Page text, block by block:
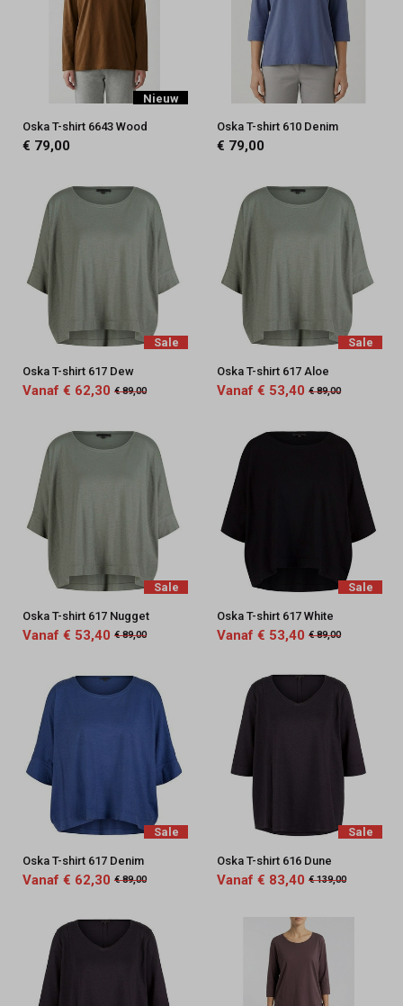
Nieuw
Oska T-shirt 6643 Wood
€ 79,00
Oska T-shirt 610 Denim
€ 79,00
Sale
Oska T-shirt 617 Dew
Vanaf € 62,30 € 89,00
Sale
Oska T-shirt 617 Aloe
Vanaf € 53,40 € 89,00
Sale
Oska T-shirt 617 Nugget
Vanaf € 53,40 € 89,00
Sale
Oska T-shirt 617 White
Vanaf € 53,40 € 89,00
Sale
Oska T-shirt 617 Denim
Vanaf € 62,30 € 89,00
Sale
Oska T-shirt 616 Dune
Vanaf € 83,40 € 139,00